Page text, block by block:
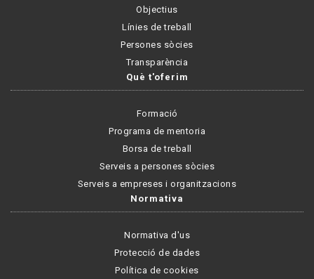
Objectius
Línies de treball
Persones sòcies
Transparència
Què t'oferim
Formació
Programa de mentoria
Borsa de treball
Serveis a persones sòcies
Serveis a empreses i organitzacions
Normativa
Normativa d'us
Protecció de dades
Política de cookies